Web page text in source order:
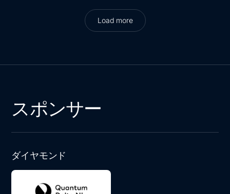
Load more
Load more
スポンサー
ダイヤモンド